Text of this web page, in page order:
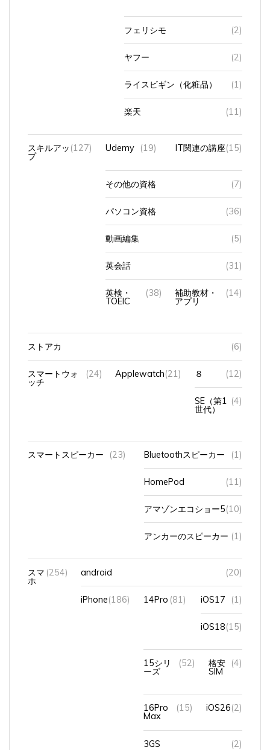
フェリシモ (2)
ヤフー (2)
ライスビギン（化粧品） (1)
楽天 (11)
スキルアッ
プ
(127) Udemy (19) IT関連の講座(15)
その他の資格 (7)
パソコン資格 (36)
動画編集 (5)
英会話 (31)
英検・
TOEIC
(38) 補助教材・
アプリ
(14)
ストアカ (6)
スマートウォ
ッチ
(24) Applewatch(21) ８ (12)
SE（第1
世代）
(4)
スマートスピーカー (23) Bluetoothスピーカー (1)
HomePod (11)
アマゾンエコショー5(10)
アンカーのスピーカー (1)
スマ
ホ
(254) android (20)
iPhone(186) 14Pro (81) iOS17 (1)
iOS18(15)
15シリ
ーズ
(52) 格安
SIM
(4)
16Pro
Max
(15) iOS26(2)
3GS (2)